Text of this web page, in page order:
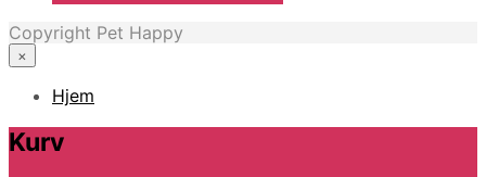
Copyright Pet Happy
×
Hjem
Kurv